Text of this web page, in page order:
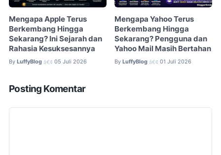
Mengapa Apple Terus
Berkembang Hingga
Sekarang? Ini Sejarah dan
Rahasia Kesuksesannya
By LuffyBlog â€¢ 05 Juli 2026
Mengapa Yahoo Terus
Berkembang Hingga
Sekarang? Pengguna dan
Yahoo Mail Masih Bertahan
By LuffyBlog â€¢ 01 Juli 2026
Posting Komentar